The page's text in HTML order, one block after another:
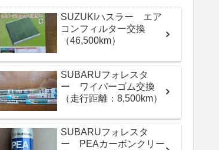
SUZUKIハスラー エア
コンフィルター交換
（46,500km）
SUBARUフォレスタ
ー ワイパーゴム交換
（走行距離：8,500km）
SUBARUフォレスタ
ー PEAカーボンクリー